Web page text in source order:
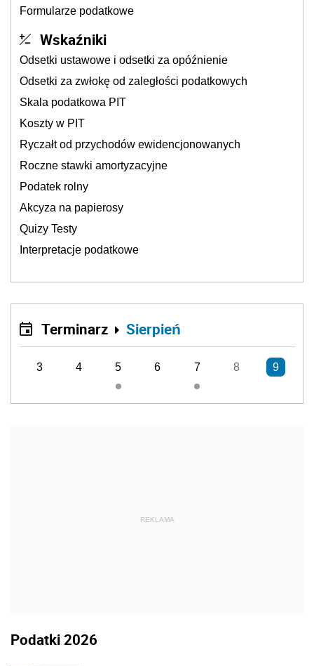
Formularze podatkowe
Wskaźniki
Odsetki ustawowe i odsetki za opóźnienie
Odsetki za zwłokę od zaległości podatkowych
Skala podatkowa PIT
Koszty w PIT
Ryczałt od przychodów ewidencjonowanych
Roczne stawki amortyzacyjne
Podatek rolny
Akcyza na papierosy
Quizy Testy
Interpretacje podatkowe
Terminarz Sierpień
3 4 5 6 7 8 9
REKLAMA
Podatki 2026